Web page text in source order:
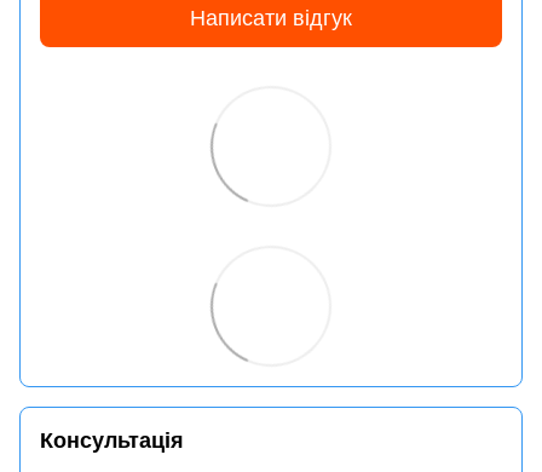
Написати відгук
Консультація